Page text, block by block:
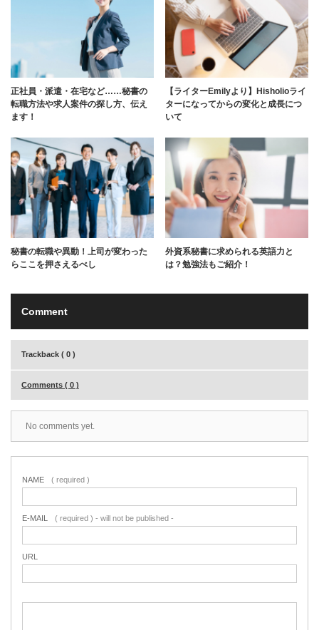
正社員・派遣・在宅など……秘書の
転職方法や求人案件の探し方、伝え
ます！
【ライターEmilyより】Hisholioライ
ターになってからの変化と成長につ
いて
秘書の転職や異動！上司が変わった
らここを押さえるべし
外資系秘書に求められる英語力と
は？勉強法もご紹介！
Comment
Trackback ( 0 )
Comments ( 0 )
No comments yet.
NAME ( required )
E-MAIL ( required ) - will not be published -
URL